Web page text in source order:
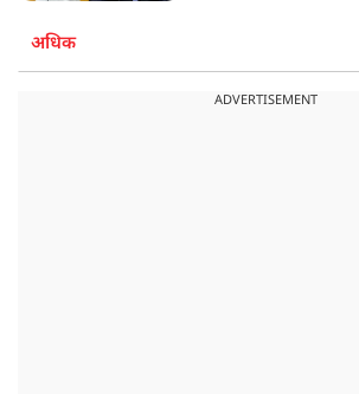
अधिक
ADVERTISEMENT